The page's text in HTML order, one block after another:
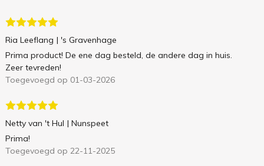
Ria Leeflang | 's Gravenhage
Prima product! De ene dag besteld, de andere dag in huis.
Zeer tevreden!
Toegevoegd op 01-03-2026
Netty van 't Hul | Nunspeet
Prima!
Toegevoegd op 22-11-2025